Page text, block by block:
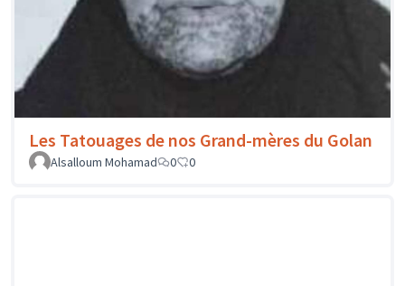
Les Tatouages de nos Grand-mères du Golan
Alsalloum Mohamad 0 0